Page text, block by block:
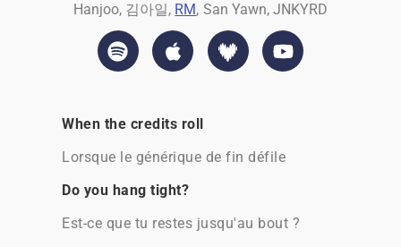
Hanjoo, 김아일, RM, San Yawn, JNKYRD
When the credits roll
Lorsque le générique de fin défile
Do you hang tight?
Est-ce que tu restes jusqu'au bout ?